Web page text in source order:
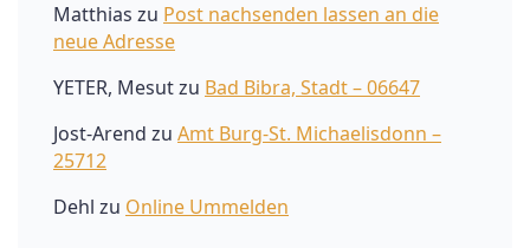
Matthias zu Post nachsenden lassen an die
neue Adresse
YETER, Mesutzu Bad Bibra, Stadt – 06647
Jost-Arend zu Amt Burg-St. Michaelisdonn –
25712
Dehl zu Online Ummelden